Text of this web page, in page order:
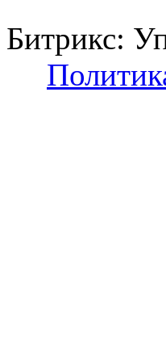
Битрикс: